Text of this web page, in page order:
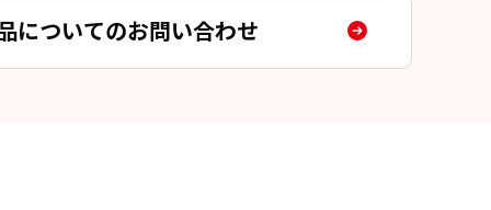
についてのお問い合わせ